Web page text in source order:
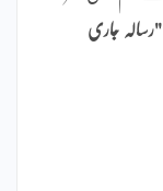
"رسالہ جاری